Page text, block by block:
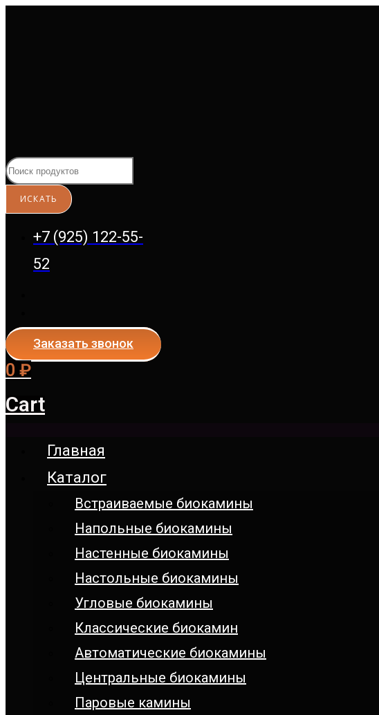
+7 (925) 122-55-
52
Заказать звонок
0 ₽
Cart
Главная
Каталог
Встраиваемые биокамины
Напольные биокамины
Настенные биокамины
Настoльные биокамины
Угловые биокамины
Классические биокамин
Автоматические биокамины
Центральные биокамины
Паровые камины